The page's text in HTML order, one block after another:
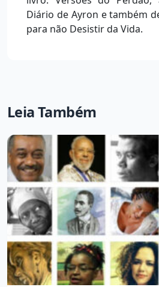
Diário de Ayron e também
para não Desistir da Vida.
Leia Também